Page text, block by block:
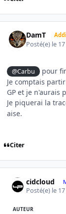
DamT
Posté(e) le
@Carbu pour
Je comptais
GP et je n'aurais
Je piquerai la
aise.
Citer
cidcloud
Posté(e) le
AUTEUR